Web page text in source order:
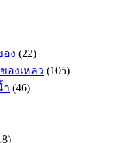
ง (22)
องเหลว (105)
ำ (46)